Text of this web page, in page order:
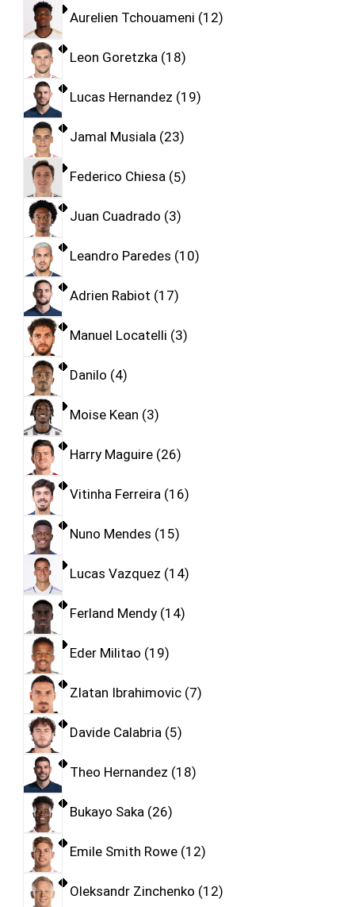
Aurelien Tchouameni 12
Leon Goretzka 18
Lucas Hernandez 19
Jamal Musiala 23
Federico Chiesa 5
Juan Cuadrado 3
Leandro Paredes 10
Adrien Rabiot 17
Manuel Locatelli 3
Danilo 4
Moise Kean 3
Harry Maguire 26
Vitinha Ferreira 16
Nuno Mendes 15
Lucas Vazquez 14
Ferland Mendy 14
Eder Militao 19
Zlatan Ibrahimovic 7
Davide Calabria 5
Theo Hernandez 18
Bukayo Saka 26
Emile Smith Rowe 12
Oleksandr Zinchenko 12